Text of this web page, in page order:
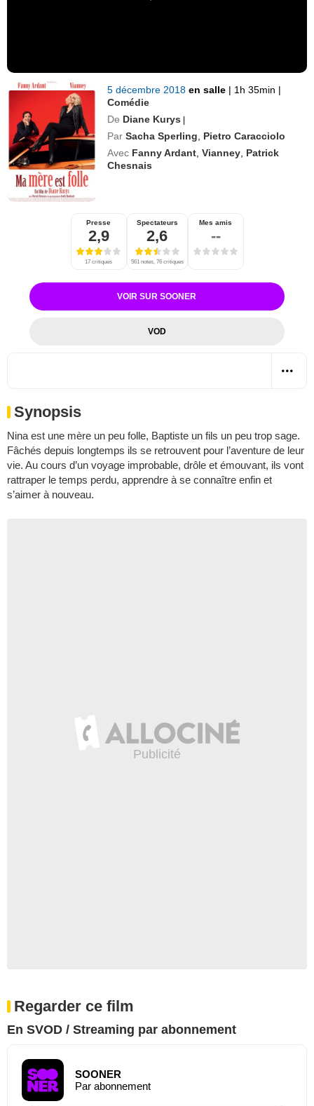
5 décembre 2018en salle | 1h 35min |
Comédie
De Diane Kurys |
Par Sacha Sperling
Pietro Caracciolo
Avec Fanny Ardant ,Vianney Patrick
Chesnais
Presse
2,9
17 critiques
Spectateurs
2,6
561 notes, 76 critiques
Mes amis
--
VOIR SUR SOONER
VOD
Synopsis
Nina est une mère un peu folle, Baptiste un fils un peu trop sage.
Fâchés depuis longtemps ils se retrouvent pour l’aventure de leur
vie. Au cours d’un voyage improbable, drôle et émouvant, ils vont
rattraper le temps perdu, apprendre à se connaître enfin et
s’aimer à nouveau.
Regarder ce film
En SVOD / Streaming par abonnement
SOONER
Par abonnement